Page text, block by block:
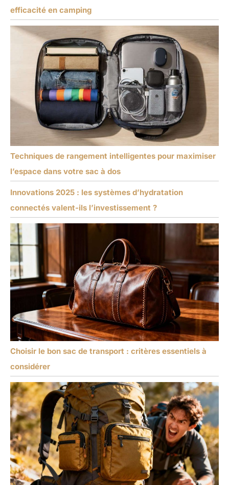
efficacité en camping
Techniques de rangement intelligentes pour maximiser
l’espace dans votre sac à dos
Innovations 2025 : les systèmes d’hydratation
connectés valent-ils l’investissement ?
Choisir le bon sac de transport : critères essentiels à
considérer